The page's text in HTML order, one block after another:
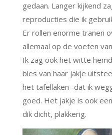
gedaan. Langer kijkend
reproducties die ik
Er rollen enorme tranen
allemaal op de voeten
Ik zag ook het witte
bies van haar jakje
het tafellaken -dat ik
goed. Het jakje is ook
dik dicht, plakkerig.